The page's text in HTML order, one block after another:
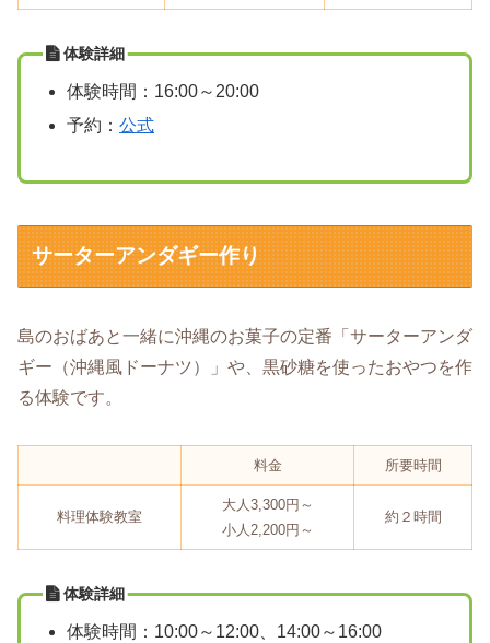
体験詳細
体験時間：16:00～20:00
予約： 公式
サーターアンダギー作り
島のおばあと一緒に沖縄のお菓子の定番「サーターアンダ
ギー（沖縄風ドーナツ）」や、黒砂糖を使ったおやつを作
る体験です。
料金 所要時間
料理体験教室
大人3,300円～
小人2,200円～
約２時間
体験詳細
体験時間：10:00～12:00、14:00～16:00